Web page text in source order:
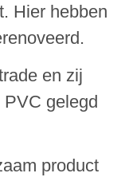
Hier hebben
en zij
gelegd
product